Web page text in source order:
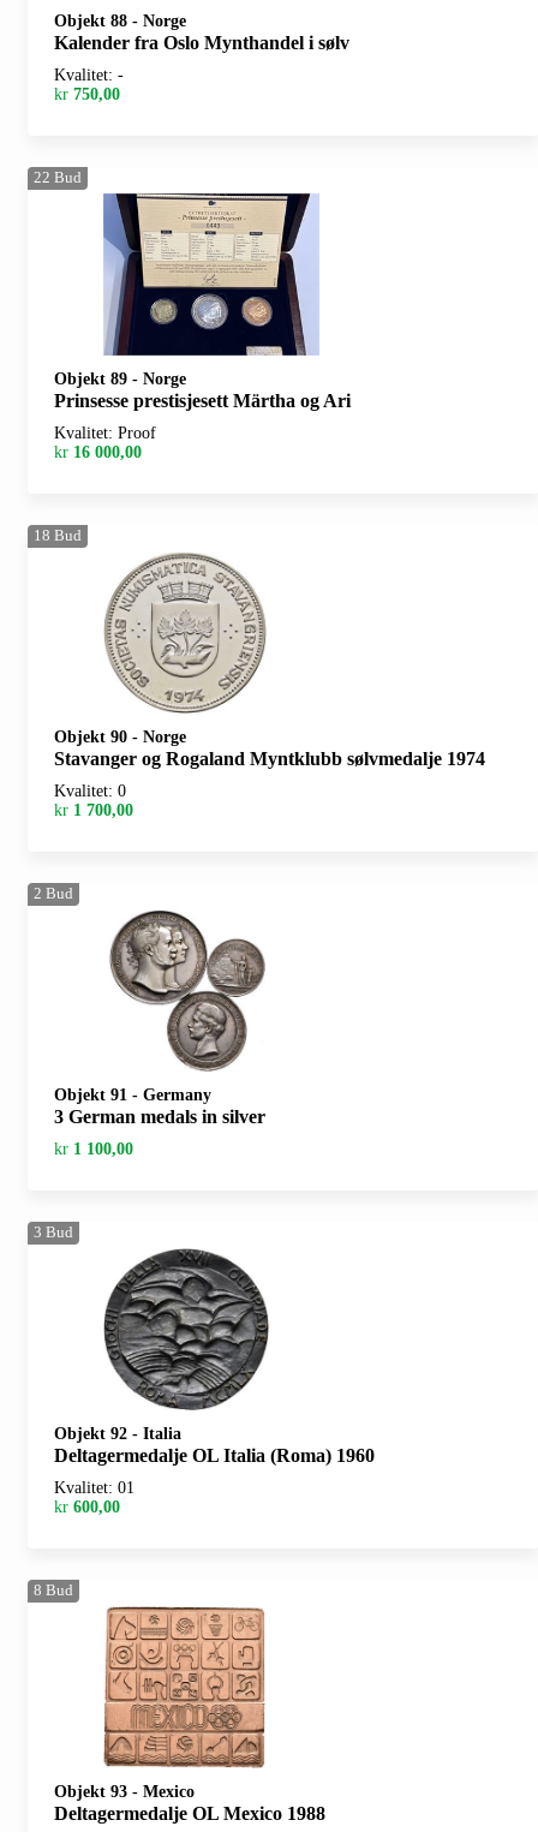
Objekt 88 - Norge
Kalender fra Oslo Mynthandel i sølv
Kvalitet: -
kr 750,00
22 Bud
Objekt 89 - Norge
Prinsesse prestisjesett Märtha og Ari
Kvalitet: Proof
kr 16 000,00
18 Bud
Objekt 90 - Norge
Stavanger og Rogaland Myntklubb sølvmedalje 1974
Kvalitet: 0
kr 1 700,00
2 Bud
Objekt 91 - Germany
3 German medals in silver
kr 1 100,00
3 Bud
Objekt 92 - Italia
Deltagermedalje OL Italia (Roma) 1960
Kvalitet: 01
kr 600,00
8 Bud
Objekt 93 - Mexico
Deltagermedalje OL Mexico 1988